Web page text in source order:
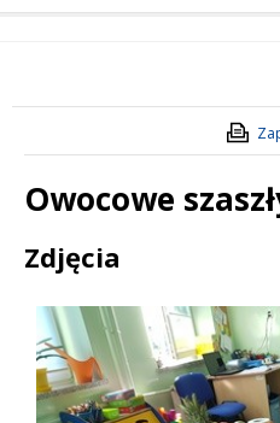
Owocowe
Treść
Zdjęcia